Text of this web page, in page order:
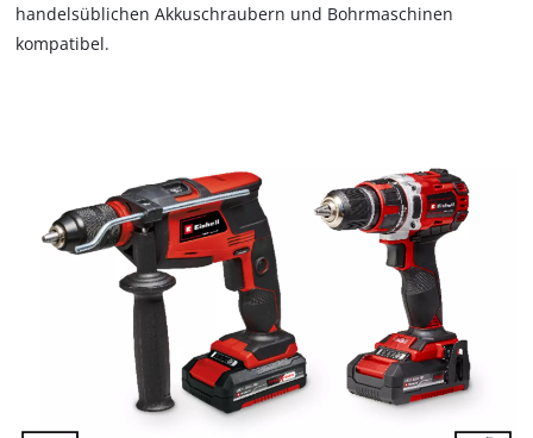
handelsüblichen Akkuschraubern und Bohrmaschinen
kompatibel.